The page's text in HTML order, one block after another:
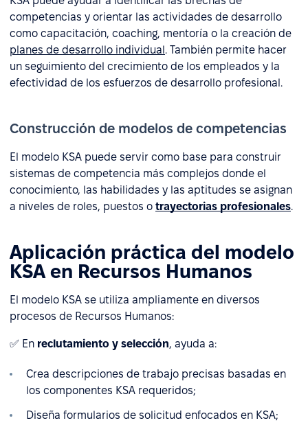
competencias y orientar las actividades de desarrollo
como capacitación, coaching, mentoría o la creación de
planes de desarrollo individual. También permite hacer
un seguimiento del crecimiento de los empleados y la
efectividad de los esfuerzos de desarrollo profesional.
Construcción de modelos de competencias
El modelo KSA puede servir como base para construir
sistemas de competencia más complejos donde el
conocimiento, las habilidades y las aptitudes se asignan
a niveles de roles, puestos o trayectorias profesionales.
Aplicación práctica del modelo
KSA en Recursos Humanos
El modelo KSA se utiliza ampliamente en diversos
procesos de Recursos Humanos:
✅ En reclutamiento y selección, ayuda a:
Crea descripciones de trabajo precisas basadas en
los componentes KSA requeridos;
Diseña formularios de solicitud enfocados en KSA;